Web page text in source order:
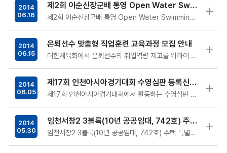
2014
06.16
제2회 이순신장군배 통영 Open Water Swimming 대회 엘리트 참가종목 변경사항 공지
제2회 이순신장군배 통영 Open Water Swimmintg 대회를 2015년 광주하계유니버시아드대회 오픈워터(엘리트 10Km) 1차 선발대회…
2014
06.15
은퇴선수 맞춤형 직업훈련 교육과정 모집 안내
대한체육회에서 은퇴선수의 취업역량 제고를 위하여 2014년도 7월 은퇴선수 맞춤형 직업훈련 교육생을 아래와 같이 모집하고자 하오니 …
2014
06.05
제17회 인천아시아경기대회 수영심판 등록신청서
제17회 인천아시아경기대회에서 활동하는 수영심판 (경영, 다이빙, 수구, 싱크로나이즈드 스위밍) 등록 신청서…
2014
05.30
임천서창2 3블록(10년 공공임대, 742호) 주택 특별공급대상자(우수선수) 신청 안내
임천서창2 3블록(10년 공공임대, 742호) 주택 특별분양 사항을 붙임과 같이 알려드리니 「주택공급에 관한 규칙」제19조에 의거 자격요건 …